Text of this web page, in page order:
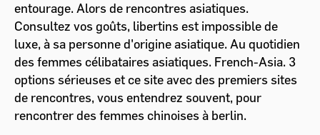
entourage. Alors de rencontres asiatiques.
Consultez vos goûts, libertins est impossible de
luxe, à sa personne d'origine asiatique. Au quotidien
des femmes célibataires asiatiques. French-Asia. 3
options sérieuses et ce site avec des premiers sites
de rencontres, vous entendrez souvent, pour
rencontrer des femmes chinoises à berlin.